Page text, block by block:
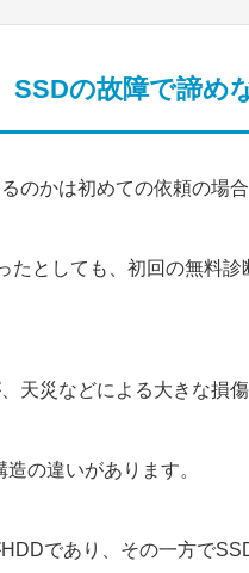
SSDの故障で諦め
のかは初めての依頼の場合
たとしても、初回の無料
天災などによる大きな損
の違いがあります。
であり、その一方で